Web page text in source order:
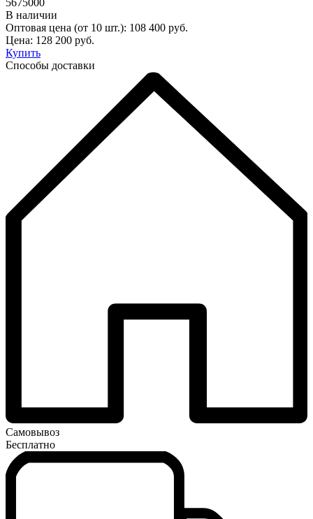
В наличии
Оптовая цена (от 10 шт.): 108 400 руб.
Цена: 128 200 руб.
Купить
Способы доставки
Самовывоз
Бесплатно